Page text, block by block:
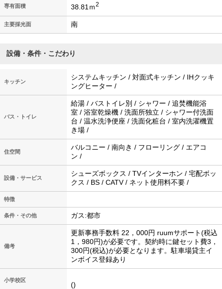
専有面積 38.81ｍ2
主要採光面 南
設備・条件・こだわり
キッチン
システムキッチン / 対面式キッチン / IHクッキ
ングヒーター /
バス・トイレ
給湯 / バストイレ別 / シャワー / 追焚機能浴
室 / 浴室乾燥機 / 洗面所独立 / シャワー付洗面
台 / 温水洗浄便座 / 洗面化粧台 / 室内洗濯機置
き場 /
住空間
バルコニー / 南向き / フローリング / エアコ
ン /
設備・サービス
シューズボックス / TVインターホン / 宅配ボッ
クス / BS / CATV / ネット使用料不要 /
特徴
条件・その他 ガス:都市
備考
更新事務手数料 22，000円 ruumサポート(税込
1，980円)が必要です。契約時に鍵セット費3，
300円(税込)が必要となります。駐車場貸主イ
ンボイス登録あり
小学校区
()